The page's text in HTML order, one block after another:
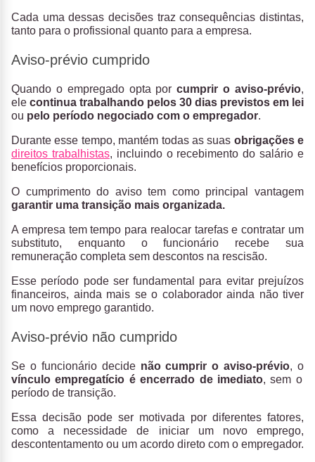
Cada uma dessas decisões traz consequências distintas,
tanto para o profissional quanto para a empresa.
Aviso-prévio cumprido
Quando o empregado opta porcumprir o aviso-prévio,
ele continua trabalhando pelos 30 dias previstos em lei
ou pelo período negociado com o empregador.
Durante esse tempo, mantém todas as suas obrigações e
direitos trabalhistas, incluindo o recebimento do salário e
benefícios proporcionais.
O cumprimento do aviso tem como principal vantagem
garantir uma transição mais organizada.
A empresa tem tempo para realocar tarefas e contratar um
substituto, enquanto o funcionário recebe sua
remuneração completa sem descontos na rescisão.
Esse período pode ser fundamental para evitar prejuízos
financeiros, ainda mais se o colaborador ainda não tiver
um novo emprego garantido.
Aviso-prévio não cumprido
Se o funcionário decide não cumprir o aviso-prévio, o
vínculo empregatício é encerrado de imediato, sem o
período de transição.
Essa decisão pode ser motivada por diferentes fatores,
como a necessidade de iniciar um novo emprego,
descontentamento ou um acordo direto com o empregador.